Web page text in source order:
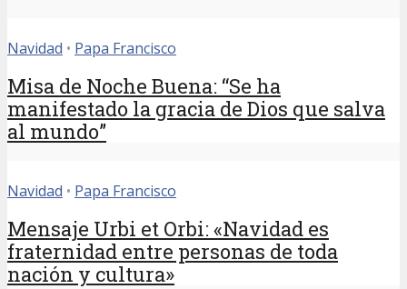
Navidad • Papa Francisco
Misa de Noche Buena: “Se ha
manifestado la gracia de Dios que salva
al mundo”
Navidad • Papa Francisco
Mensaje Urbi et Orbi: «Navidad es
fraternidad entre personas de toda
nación y cultura»